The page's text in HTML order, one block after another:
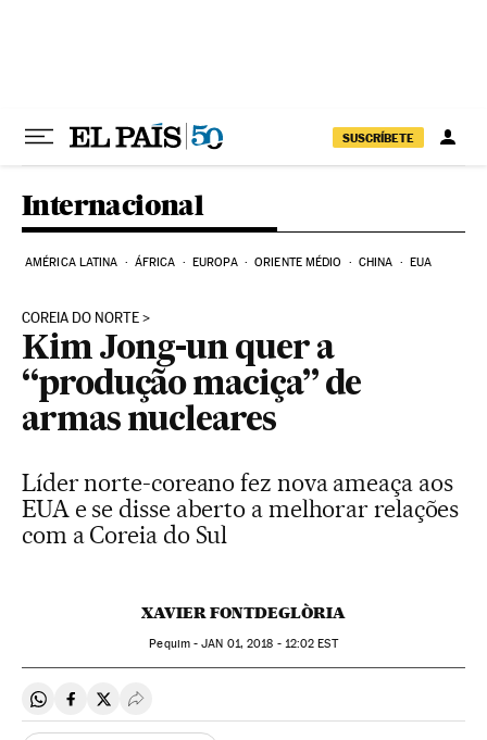
SUSCRÍBETE
Internacional
AMÉRICA LATINA ÁFRICA EUROPA ORIENTE MÉDIO CHINA EUA
COREIA DO NORTE
Kim Jong-un quer a
“produção maciça” de
armas nucleares
Líder norte-coreano fez nova ameaça aos
EUA e se disse aberto a melhorar relações
com a Coreia do Sul
XAVIER FONTDEGLÒRIA
Pequim -JAN 01, 2018 - 12:02 EST
Compartir en Whatsapp
Compartir en Facebook
Compartir en Twitter
Desplegar Redes Sociales